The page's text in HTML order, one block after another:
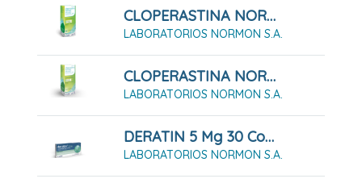
CLOPERASTINA NORMON 3,54 Mg/ml Suspensión Oral 120ml
LABORATORIOS NORMON S.A.
CLOPERASTINA NORMON 3,54 Mg/ml Suspensión Oral 200 Ml
LABORATORIOS NORMON S.A.
DERATIN 5 Mg 30 Comprimidos Para Chupar
LABORATORIOS NORMON S.A.